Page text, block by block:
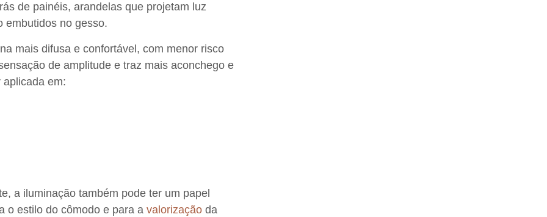
de painéis, arandelas que projetam luz
embutidos no gesso.
mais difusa e confortável, com menor risco
de amplitude e traz mais aconchego e
aplicada em:
a iluminação também pode ter um papel
o estilo do cômodo e para a valorização da